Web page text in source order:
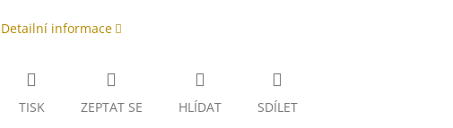
Detailní informace
TISK ZEPTAT SE HLÍDAT SDÍLET